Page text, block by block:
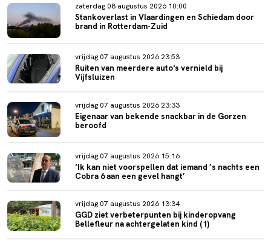
zaterdag 08 augustus 2026 10:00
Stankoverlast in Vlaardingen en Schiedam door
brand in Rotterdam-Zuid
vrijdag 07 augustus 2026 23:53
Ruiten van meerdere auto's vernield bij
Vijfsluizen
vrijdag 07 augustus 2026 23:33
Eigenaar van bekende snackbar in de Gorzen
beroofd
vrijdag 07 augustus 2026 15:16
‘Ik kan niet voorspellen dat iemand ’s nachts een
Cobra 6 aan een gevel hangt’
vrijdag 07 augustus 2026 13:34
GGD ziet verbeterpunten bij kinderopvang
Bellefleur na achtergelaten kind (1)